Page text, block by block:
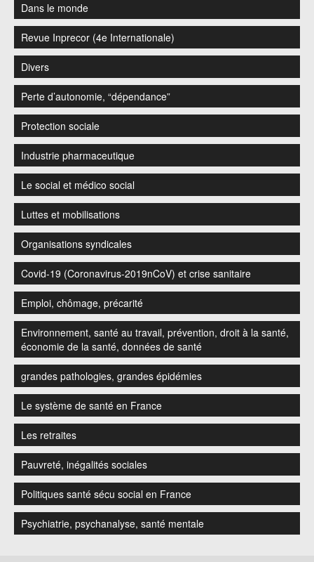
Dans le monde
Revue Inprecor (4e Internationale)
Divers
Perte d’autonomie, “dépendance”
Protection sociale
Industrie pharmaceutique
Le social et médico social
Luttes et mobilisations
Organisations syndicales
Covid-19 (Coronavirus-2019nCoV) et crise sanitaire
Emploi, chômage, précarité
Environnement, santé au travail, prévention, droit à la santé,
économie de la santé, données de santé
grandes pathologies, grandes épidémies
Le système de santé en France
Les retraites
Pauvreté, inégalités sociales
Politiques santé sécu social en France
Psychiatrie, psychanalyse, santé mentale